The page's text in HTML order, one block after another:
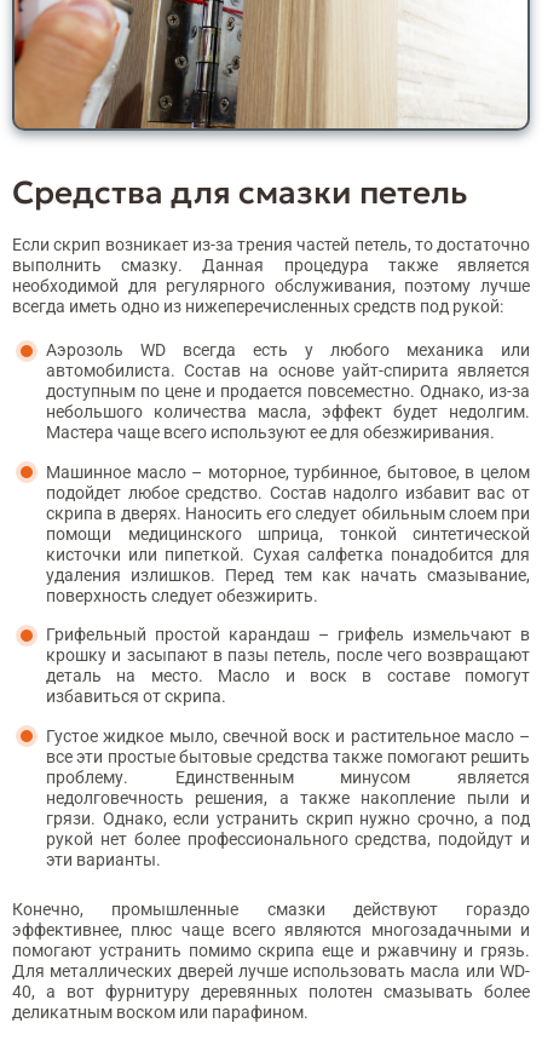
Средства для смазки петель
Если скрип возникает из-за трения частей петель, то достаточно
выполнить смазку. Данная процедура также является
необходимой для регулярного обслуживания, поэтому лучше
всегда иметь одно из нижеперечисленных средств под рукой:
Аэрозоль WD всегда есть у любого механика или
автомобилиста. Состав на основе уайт-спирита является
доступным по цене и продается повсеместно. Однако, из-за
небольшого количества масла, эффект будет недолгим.
Мастера чаще всего используют ее для обезжиривания.
Машинное масло – моторное, турбинное, бытовое, в целом
подойдет любое средство. Состав надолго избавит вас от
скрипа в дверях. Наносить его следует обильным слоем при
помощи медицинского шприца, тонкой синтетической
кисточки или пипеткой. Сухая салфетка понадобится для
удаления излишков. Перед тем как начать смазывание,
поверхность следует обезжирить.
Грифельный простой карандаш – грифель измельчают в
крошку и засыпают в пазы петель, после чего возвращают
деталь на место. Масло и воск в составе помогут
избавиться от скрипа.
Густое жидкое мыло, свечной воск и растительное масло –
все эти простые бытовые средства также помогают решить
проблему. Единственным минусом является
недолговечность решения, а также накопление пыли и
грязи. Однако, если устранить скрип нужно срочно, а под
рукой нет более профессионального средства, подойдут и
эти варианты.
Конечно, промышленные смазки действуют гораздо
эффективнее, плюс чаще всего являются многозадачными и
помогают устранить помимо скрипа еще и ржавчину и грязь.
Для металлических дверей лучше использовать масла или WD-
40, а вот фурнитуру деревянных полотен смазывать более
деликатным воском или парафином.